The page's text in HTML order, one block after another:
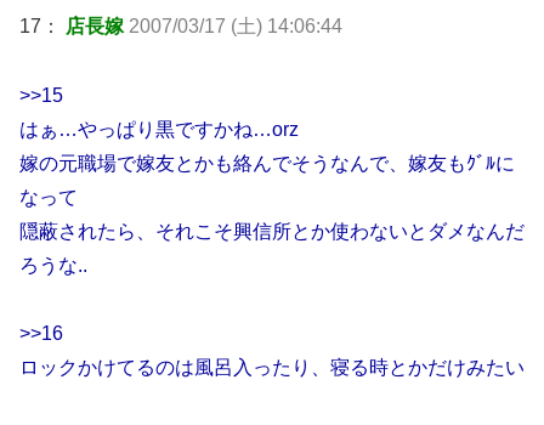
17： 店長嫁 2007/03/17 (土) 14:06:44
>>15
はぁ…やっぱり黒ですかね…orz
嫁の元職場で嫁友とかも絡んでそうなんで、嫁友もｸﾞﾙに
なって
隠蔽されたら、それこそ興信所とか使わないとダメなんだ
ろうな..
>>16
ロックかけてるのは風呂入ったり、寝る時とかだけみたい